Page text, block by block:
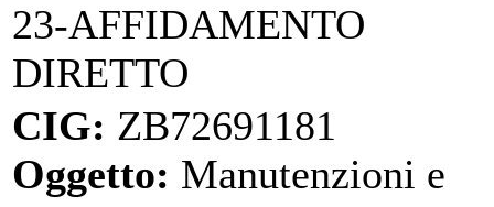
23-AFFIDAMENTO
DIRETTO
CIG: ZB72691181
Oggetto: Manutenzioni e